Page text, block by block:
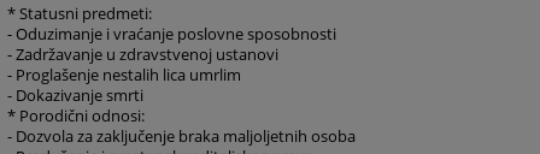
* Statusni predmeti:
- Oduzimanje i vraćanje poslovne sposobnosti
- Zadržavanje u zdravstvenoj ustanovi
- Proglašenje nestalih lica umrlim
- Dokazivanje smrti
* Porodični odnosi:
- Dozvola za zaključenje braka maljoljetnih osoba